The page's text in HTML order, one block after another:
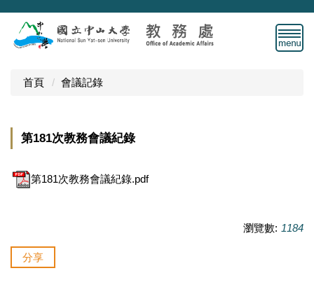
跳
主
首頁 會議記錄
第181次教務會議紀錄
第181次教務會議紀錄.pdf
瀏覽數: 1184
分享